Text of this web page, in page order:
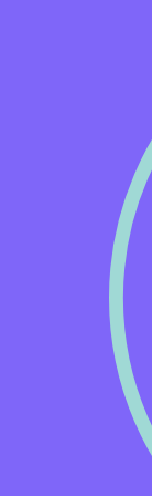
het publieke